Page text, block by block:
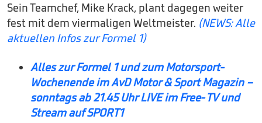
Sein Teamchef, Mike Krack, plant dagegen weiter
fest mit dem viermaligen Weltmeister. (NEWS: Alle
aktuellen Infos zur Formel 1)
Alles zur Formel 1 und zum Motorsport-
Wochenende im AvD Motor & Sport Magazin –
sonntags ab 21.45 Uhr LIVE im Free-TV und
Stream auf SPORT1